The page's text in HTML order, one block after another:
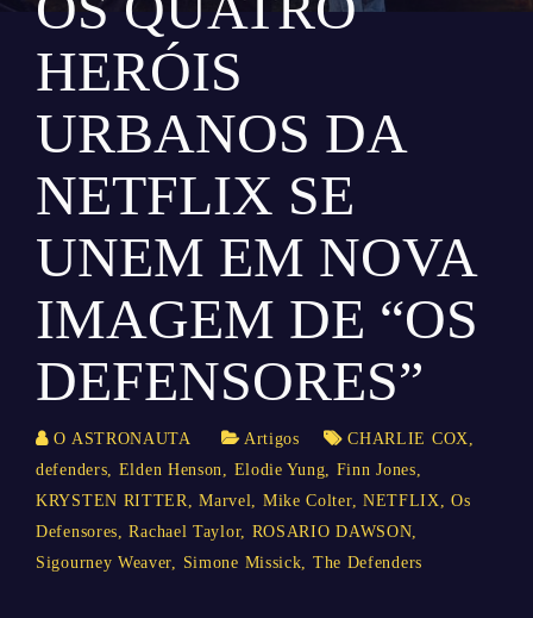
HERÓIS
URBANOS DA
NETFLIX SE
UNEM EM NOVA
IMAGEM DE “OS
DEFENSORES”
O ASTRONAUTA Artigos CHARLIE COX,
defenders, Elden Henson, Elodie Yung, Finn Jones,
KRYSTEN RITTER,Marvel, Mike Colter, NETFLIX,Os
Defensores,Rachael Taylor, ROSARIO DAWSON,
Sigourney Weaver, Simone Missick, The Defenders